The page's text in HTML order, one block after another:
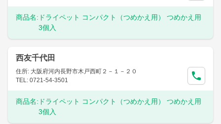
商品名: ドライペット コンパクト（つめかえ用） つめかえ用
3個入
西友千代田
住所: 大阪府河内長野市木戸西町２－１－２０
TEL: 0721-54-3501
商品名: ドライペット コンパクト（つめかえ用） つめかえ用
3個入